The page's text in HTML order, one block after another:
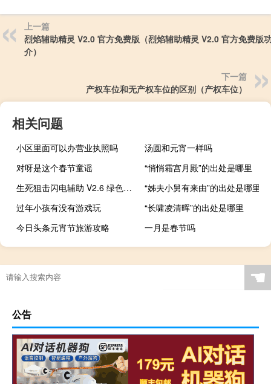
上一篇
烈焰辅助精灵 V2.0 官方免费版（烈焰辅助精灵 V2.0 官方免费版
介）
下一篇
产权车位和无产权车位的区别（产权车位）
相关问题
小区里面可以办营业执照吗
汤圆和元宵一样吗
对呀是这个春节童谣
“悄悄霜宫月殿”的出处是哪里
生死狙击闪电辅助 V2.6 绿色版（生死狙击闪电辅助 V2.6 绿色版功能简介）
“姊夫小舅有来由”的出处是哪里
过年小孩有没有游戏玩
“长啸凌清晖”的出处是哪里
今日头条元宵节旅游攻略
一月是春节吗
☚
公告